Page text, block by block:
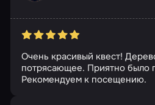
Очень красивый квест!
потрясающее. Приятно было
Рекомендуем к посещению.